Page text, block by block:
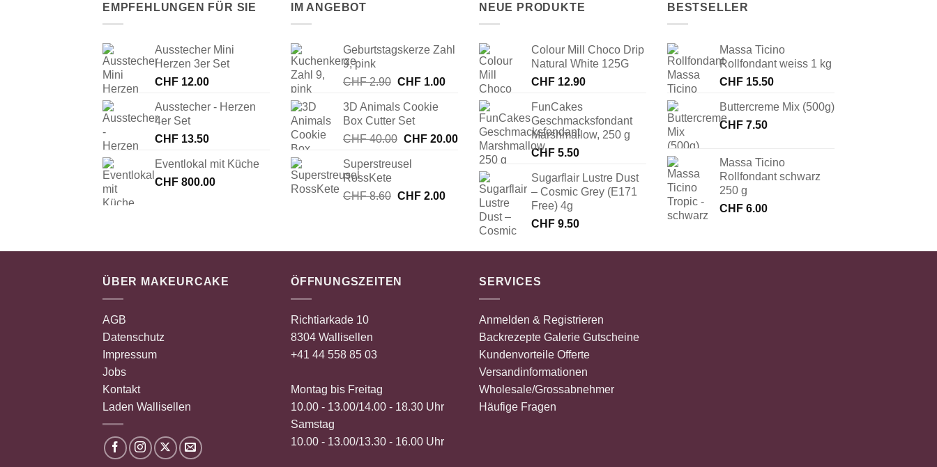
EMPFEHLUNGEN FÜR SIE
Ausstecher Mini
Herzen 3er Set
CHF 12.00
Ausstecher - Herzen
4er Set
CHF 13.50
Eventlokal mit Küche
CHF 800.00
IM ANGEBOT
Geburtstagskerze Zahl
9, pink
CHF2.90 Ursprünglicher
war:
CHF 2.90
CHF1.00Aktueller
CHF 1.00.
3D Animals Cookie
Box Cutter Set
CHF40.00 Ursprünglicher
war:
CHF20.00Aktueller
Preis
CHF 20.00.
Superstreusel
RossKete
CHF8.60 Ursprünglicher
CHF2.00Aktueller
NEUE PRODUKTE
Colour Mill Choco Drip
Natural White 125G
CHF 12.90
FunCakes
Geschmacksfondant
Marshmallow, 250 g
CHF 5.50
Sugarflair Lustre Dust
– Cosmic Grey (E171
Free) 4g
CHF 9.50
BESTSELLER
Massa Ticino
Rollfondant weiss 1 kg
CHF 15.50
Buttercreme Mix (500g)
CHF 7.50
Massa Ticino
Rollfondant schwarz
250 g
CHF 6.00
ÜBER MAKEURCAKE
AGB
Datenschutz
Impressum
Jobs
Kontakt
Laden Wallisellen
ÖFFNUNGSZEITEN
Richtiarkade 10
8304 Wallisellen
+41 44 558 85 03
Montag bis Freitag
10.00 - 13.00/14.00 - 18.30 Uhr
Samstag
10.00 - 13.00/13.30 - 16.00 Uhr
SERVICES
Anmelden & Registrieren
Backrezepte Galerie Gutscheine
Kundenvorteile Offerte
Versandinformationen
Wholesale/Grossabnehmer
Häufige Fragen